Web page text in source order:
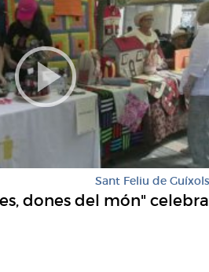
Sant Feliu de Guíxols
dones del món" celebra